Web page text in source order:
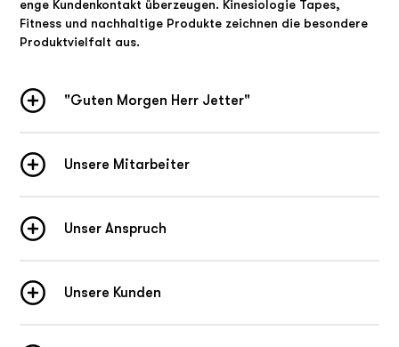
enge Kundenkontakt überzeugen. Kinesiologie Tapes,
Fitness und nachhaltige Produkte zeichnen die besondere
Produktvielfalt aus.
"Guten Morgen Herr Jetter"
Unsere Mitarbeiter
Unser Anspruch
Unsere Kunden